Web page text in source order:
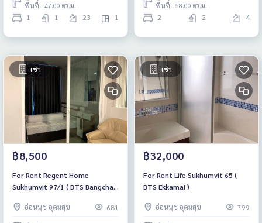
พื้นที่ : 47.00 ตร.ม.
1 1 23 1
พื้นที่ : 58.00 ตร.ม.
2 2 4
เช่า
฿8,500
For Rent Regent Home
Sukhumvit 97/1 ( BTS Bangchak
อ่อนนุช อุดมสุข
681
เช่า
฿32,000
For Rent Life Sukhumvit 65 (
BTS Ekkamai )
อ่อนนุช อุดมสุข 799